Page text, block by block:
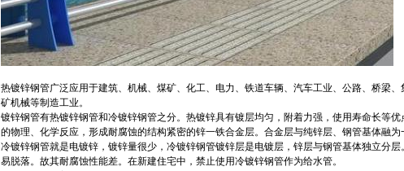
热镀锌钢管广泛应用于建筑、机械、煤矿、化工、电力、铁道车辆、汽车工业、公路、桥梁
矿机械等制造工业。
镀锌钢管有热镀锌钢管和冷镀锌钢管之分。热镀锌具有镀层均匀，附着力强，使用寿命长等
的物理、化学反应，形成耐腐蚀的结构紧密的锌一铁合金层。合金层与纯锌层、钢管基体融为
冷镀锌钢管就是电镀锌，镀锌量很少，冷镀锌钢管镀锌层是电镀层，锌层与钢管基体独立分
易脱落。故其耐腐蚀性能差。在新建住宅中，禁止使用冷镀锌钢管作为给水管。